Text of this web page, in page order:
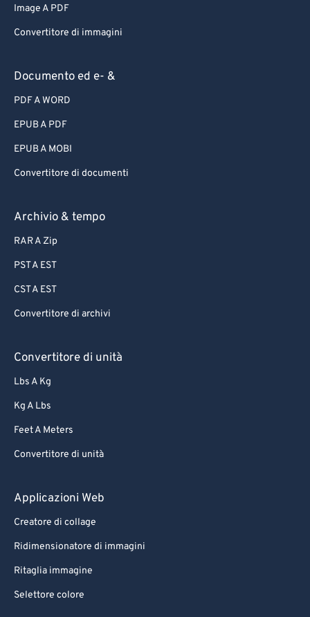
Image A PDF
Convertitore di immagini
Documento ed e- &
PDF A WORD
EPUB A PDF
EPUB A MOBI
Convertitore di documenti
Archivio & tempo
RAR A Zip
PST A EST
CST A EST
Convertitore di archivi
Convertitore di unità
Lbs A Kg
Kg A Lbs
Feet A Meters
Convertitore di unità
Applicazioni Web
Creatore di collage
Ridimensionatore di immagini
Ritaglia immagine
Selettore colore